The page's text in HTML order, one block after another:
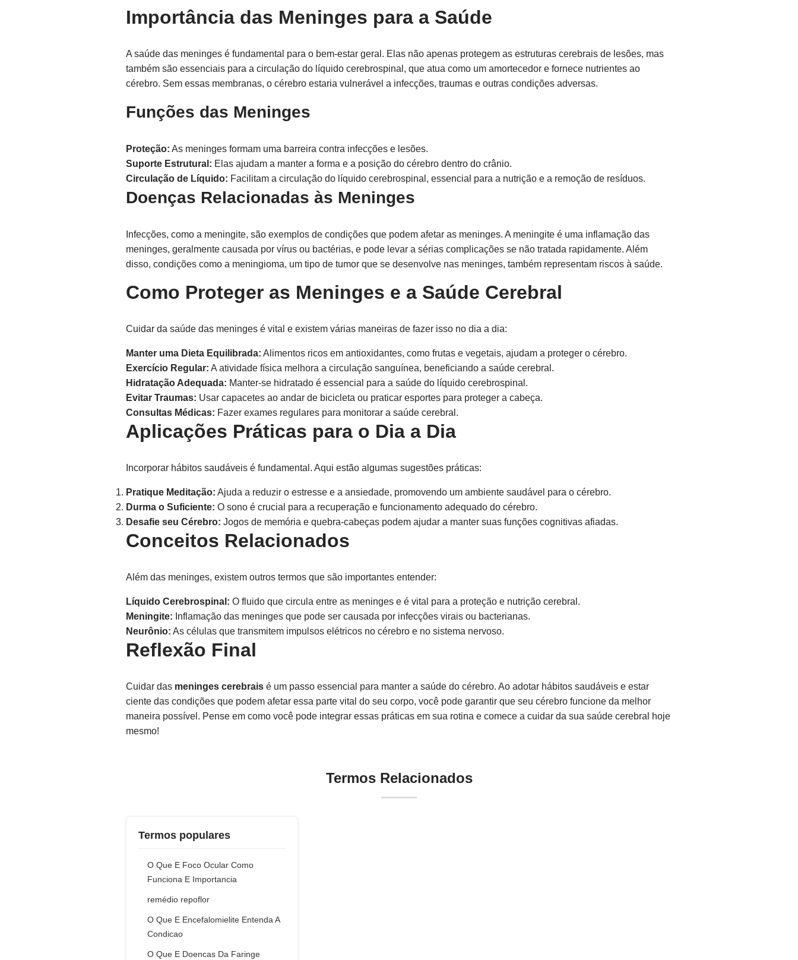
Importância das Meninges para a Saúde
A saúde das meninges é fundamental para o bem-estar geral. Elas não apenas protegem as estruturas cerebrais de lesões, mas
também são essenciais para a circulação do líquido cerebrospinal, que atua como um amortecedor e fornece nutrientes ao
cérebro. Sem essas membranas, o cérebro estaria vulnerável a infecções, traumas e outras condições adversas.
Funções das Meninges
Proteção: As meninges formam uma barreira contra infecções e lesões.
Suporte Estrutural: Elas ajudam a manter a forma e a posição do cérebro dentro do crânio.
Circulação de Líquido: Facilitam a circulação do líquido cerebrospinal, essencial para a nutrição e a remoção de resíduos.
Doenças Relacionadas às Meninges
Infecções, como a meningite, são exemplos de condições que podem afetar as meninges. A meningite é uma inflamação das
meninges, geralmente causada por vírus ou bactérias, e pode levar a sérias complicações se não tratada rapidamente. Além
disso, condições como a meningioma, um tipo de tumor que se desenvolve nas meninges, também representam riscos à saúde.
Como Proteger as Meninges e a Saúde Cerebral
Cuidar da saúde das meninges é vital e existem várias maneiras de fazer isso no dia a dia:
Manter uma Dieta Equilibrada: Alimentos ricos em antioxidantes, como frutas e vegetais, ajudam a proteger o cérebro.
Exercício Regular: A atividade física melhora a circulação sanguínea, beneficiando a saúde cerebral.
Hidratação Adequada: Manter-se hidratado é essencial para a saúde do líquido cerebrospinal.
Evitar Traumas: Usar capacetes ao andar de bicicleta ou praticar esportes para proteger a cabeça.
Consultas Médicas: Fazer exames regulares para monitorar a saúde cerebral.
Aplicações Práticas para o Dia a Dia
Incorporar hábitos saudáveis é fundamental. Aqui estão algumas sugestões práticas:
Pratique Meditação: Ajuda a reduzir o estresse e a ansiedade, promovendo um ambiente saudável para o cérebro.
Durma o Suficiente: O sono é crucial para a recuperação e funcionamento adequado do cérebro.
Desafie seu Cérebro: Jogos de memória e quebra-cabeças podem ajudar a manter suas funções cognitivas afiadas.
Conceitos Relacionados
Além das meninges, existem outros termos que são importantes entender:
Líquido Cerebrospinal: O fluido que circula entre as meninges e é vital para a proteção e nutrição cerebral.
Meningite: Inflamação das meninges que pode ser causada por infecções virais ou bacterianas.
Neurônio: As células que transmitem impulsos elétricos no cérebro e no sistema nervoso.
Reflexão Final
Cuidar das meninges cerebrais é um passo essencial para manter a saúde do cérebro. Ao adotar hábitos saudáveis e estar
ciente das condições que podem afetar essa parte vital do seu corpo, você pode garantir que seu cérebro funcione da melhor
maneira possível. Pense em como você pode integrar essas práticas em sua rotina e comece a cuidar da sua saúde cerebral hoje
mesmo!
Termos Relacionados
Termos populares
O Que E Foco Ocular Como
Funciona E Importancia
remédio repoflor
O Que E Encefalomielite Entenda A
Condicao
O Que E Doencas Da Faringe